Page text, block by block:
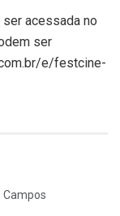
acessada no
ser
e/festcine-
Campos